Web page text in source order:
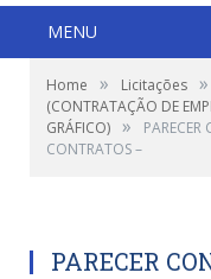
MENU
Home » Licitações »
(CONTRATAÇÃO DE
GRÁFICO) »
CONTRATOS –
PARECER